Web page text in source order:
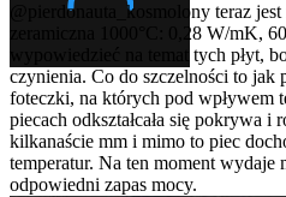
@pierdonauta_kosmolony teraz jest
zeramiczna 1000°C: 0,28 W/mK,
wypowiedzieć na temat tych płyt,
czynienia. Co do szczelności to jak
foteczki, na których pod wpływem
piecach odkształcała się pokrywa i
kilkanaście mm i mimo to piec
temperatur. Na ten moment wydaje
odpowiedni zapas mocy.